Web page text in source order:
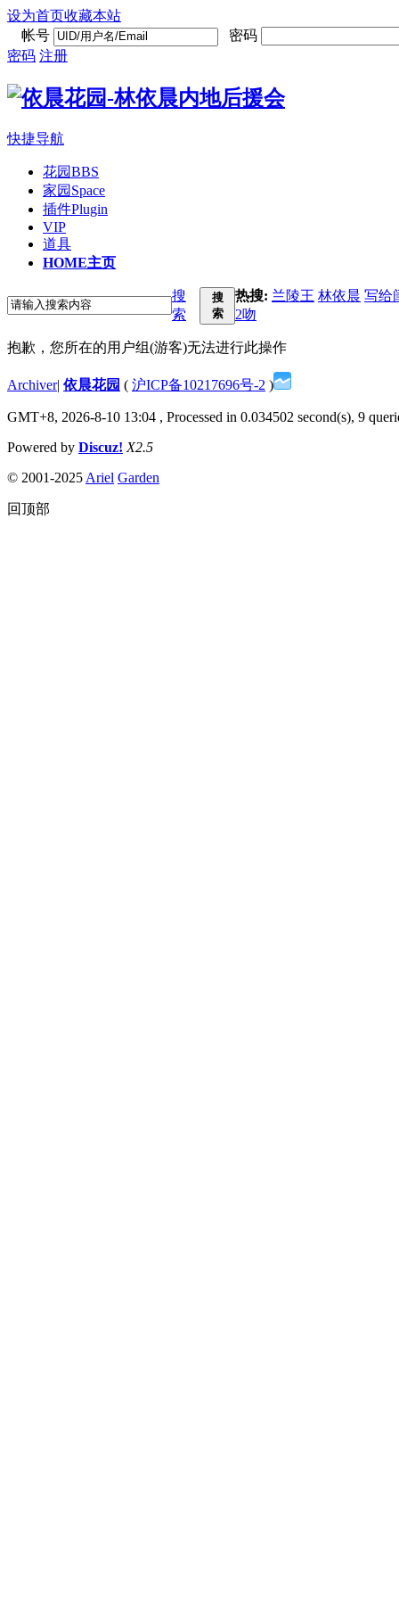
设为首页收藏本站
帐号
密码
密码 注册
快捷导航
花园BBS
家园 Space
插件Plugin
VIP
道具
HOME主页
搜
索
搜
索
热搜: 兰陵王 林依晨 写给
2吻
抱歉，您所在的用户组(游客)无法进行此操作
Archiver| 依晨花园 ( 沪ICP备10217696号-2 )
GMT+8, 2026-8-10 13:04 , Processed in 0.034502 second(s), 9
Powered by Discuz! X2.5
© 2001-2025 Ariel Garden
回顶部